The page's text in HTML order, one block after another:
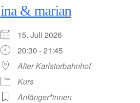
ina & marian
15. Juli 2026
20:30 - 21:45
Alter Karlstorbahnhof
Kurs
Anfänger*innen